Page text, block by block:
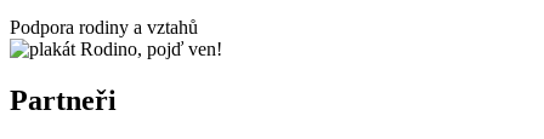
Podpora rodiny a vztahů
Partneři